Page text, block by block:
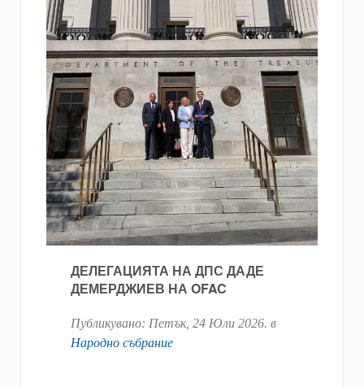
ДЕЛЕГАЦИЯТА НА ДПС ДАДЕ
ДЕМЕРДЖИЕВ НА OFAC
Публикувано: Петък, 24 Юли 2026. в
Народно събрание